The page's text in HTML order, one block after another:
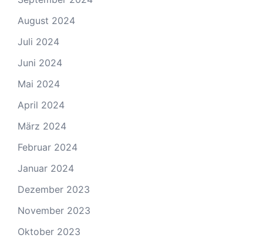
August 2024
Juli 2024
Juni 2024
Mai 2024
April 2024
März 2024
Februar 2024
Januar 2024
Dezember 2023
November 2023
Oktober 2023